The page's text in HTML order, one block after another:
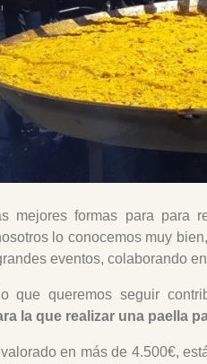
mejores formas para para
lo conocemos muy
eventos, colaborando
que queremos seguir
la que realizar una paella
en más de 4.500€,